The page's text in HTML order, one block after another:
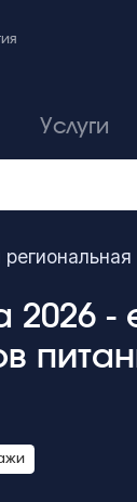
Услуги
2026 -